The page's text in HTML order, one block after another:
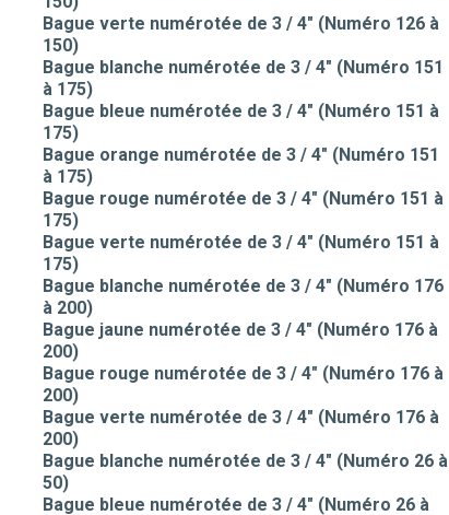
Bague verte numérotée de 3 / 4" (Numéro 126 à
150)
Bague blanche numérotée de 3 / 4" (Numéro 151
à 175)
Bague bleue numérotée de 3 / 4" (Numéro 151 à
175)
Bague orange numérotée de 3 / 4" (Numéro 151
à 175)
Bague rouge numérotée de 3 / 4" (Numéro 151 à
175)
Bague verte numérotée de 3 / 4" (Numéro 151 à
175)
Bague blanche numérotée de 3 / 4" (Numéro 176
à 200)
Bague jaune numérotée de 3 / 4" (Numéro 176 à
200)
Bague rouge numérotée de 3 / 4" (Numéro 176 à
200)
Bague verte numérotée de 3 / 4" (Numéro 176 à
200)
Bague blanche numérotée de 3 / 4" (Numéro 26 à
50)
Bague bleue numérotée de 3 / 4" (Numéro 26 à